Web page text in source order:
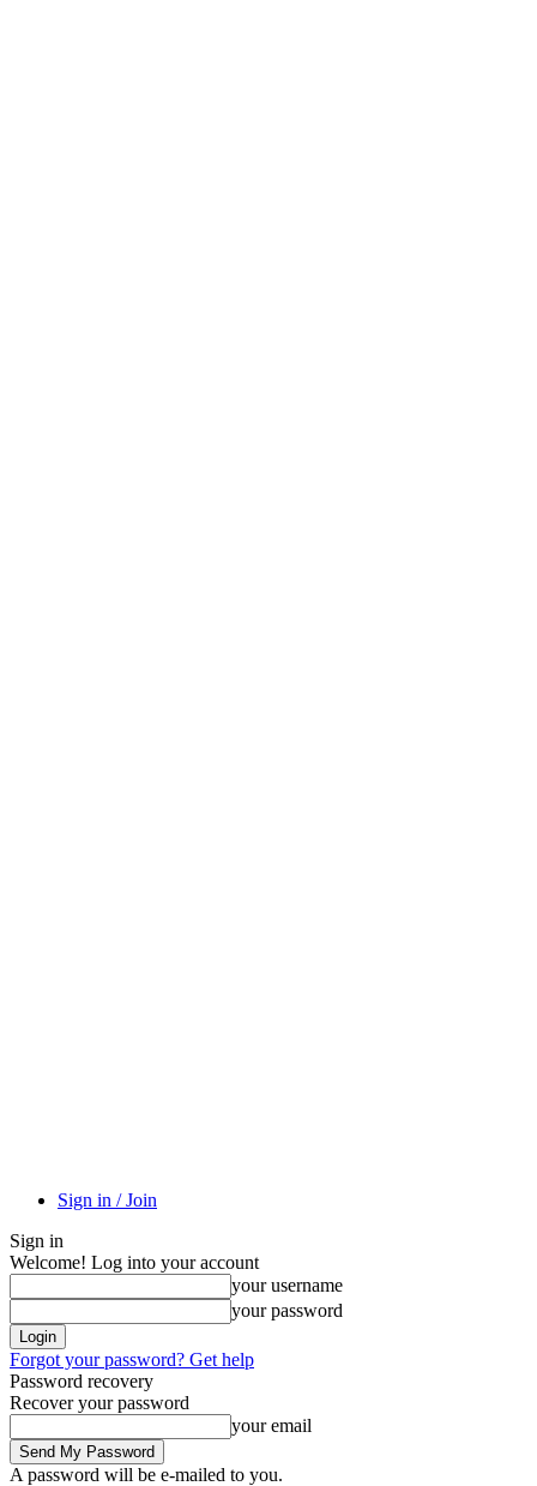
Sign in / Join
Sign in
Welcome! Log into your account
your username
your password
Forgot your password? Get help
Password recovery
Recover your password
your email
A password will be e-mailed to you.